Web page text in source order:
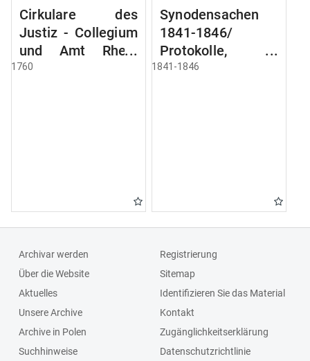
Cirkulare des
Justiz - Collegium
und Amt Rhein
Verfügunge des
1760
Synodensachen
1841-1846/
Protokolle,
Verbemerkunge,
1841-1846
Archivar werden
Über die Website
Aktuelles
Unsere Archive
Archive in Polen
Suchhinweise
Registrierung
Sitemap
Identifizieren Sie das Material
Kontakt
Zugänglichkeitserklärung
Datenschutzrichtlinie